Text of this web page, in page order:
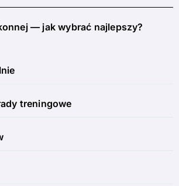
— jak wybrać najlepszy?
treningowe